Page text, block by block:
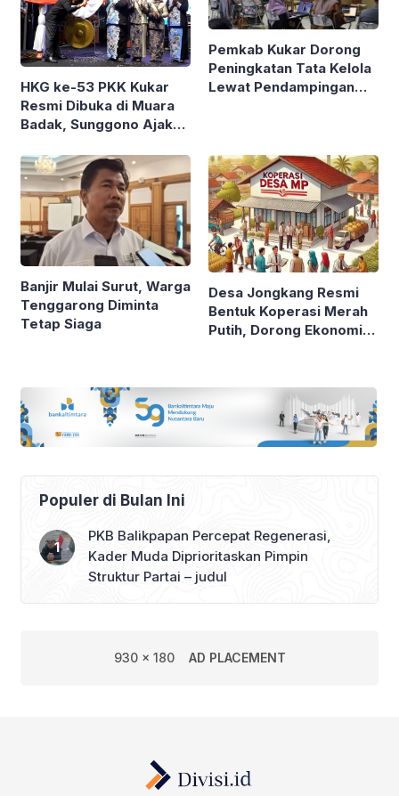
HKG ke-53 PKK Kukar
Resmi Dibuka di Muara
Badak, Sunggono Ajak
Solidaritas
Pemkab Kukar Dorong
Peningkatan Tata Kelola
Lewat Pendampingan
Banjir Mulai Surut, Warga
Tenggarong Diminta
Tetap Siaga
Desa Jongkang Resmi
Bentuk Koperasi Merah
Putih, Dorong Ekonomi
Populer di Bulan Ini
PKB Balikpapan Percepat Regenerasi,
Kader Muda Diprioritaskan Pimpin
Struktur Partai – judul
930 x 180 AD PLACEMENT